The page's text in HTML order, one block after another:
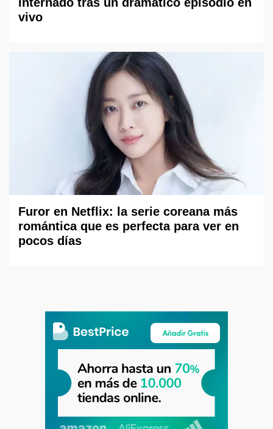
vivo
Furor en Netflix: la serie coreana más
romántica que es perfecta para ver en
pocos días